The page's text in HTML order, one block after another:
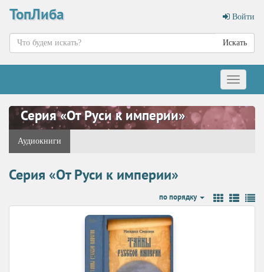
ТопЛиба Войти
Искать
Меню
Серия «От Руси к империи»
Аудиокниги
Серия «От Руси к империи»
по порядку